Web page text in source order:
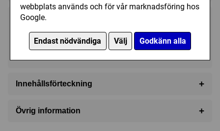
webbplats används och för vår marknadsföring hos
Google.
Endast nödvändiga Välj Godkänn alla
1195 kr Bevaka
Tillfälligt slut
Innehållsförteckning +
Övrig information +